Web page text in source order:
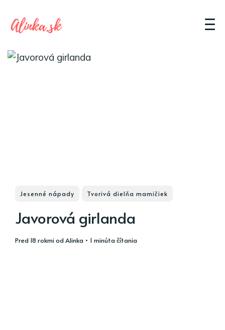
Jesenné nápady Tvorivá dielňa mamičiek
Javorová girlanda
pred 18 rokmiodAlinka • 1 minúta čítania